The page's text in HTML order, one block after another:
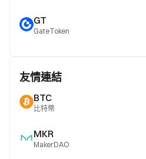
GT
GateToken
友情連結
BTC
比特幣
MKR
MakerDAO